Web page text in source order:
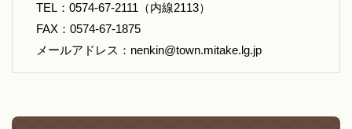
TEL：0574-67-2111（内線2113）
FAX：0574-67-1875
メールアドレス：nenkin@town.mitake.lg.jp